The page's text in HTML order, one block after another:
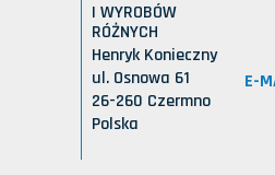
I WYROBÓW
RÓŻNYCH
Henryk Konieczny
ul. Osnowa 61
26-260 Czermno
Polska
E-